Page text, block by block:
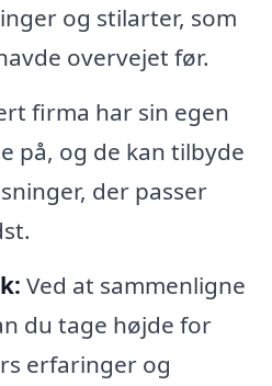
og stilarter, som
overvejet før.
firma har sin egen
på, og de kan tilbyde
der passer
Ved at sammenligne
du tage højde for
erfaringer og